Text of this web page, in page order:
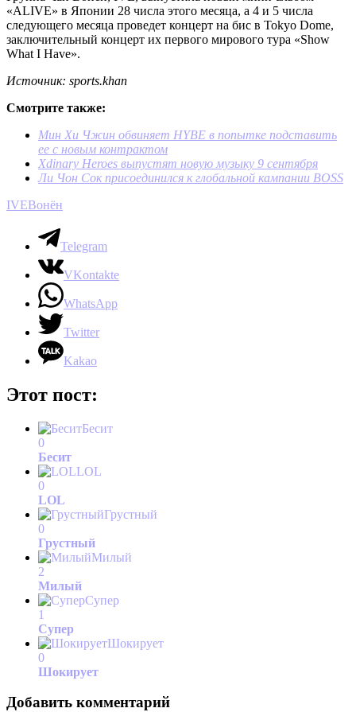
«ALIVE» в Японии 28 числа этого месяца, а 4 и 5 числа
следующего месяца проведет концерт на бис в Tokyo Dome,
заключительный концерт их первого мирового тура «Show
What I Have».
Источник: sports.khan
Смотрите также:
Мин Хи Чжин обвиняет HYBE в попытке подставить
ее с новым контрактом
Xdinary Heroes выпустят новую музыку 9 сентября
Ли Чон Сок присоединился к глобальной кампании BOSS
IVEВонён
Telegram
VKontakte
WhatsApp
Twitter
Kakao
Этот пост:
Бесит
0
Бесит
LOL
0
LOL
Грустный
0
Грустный
Милый
2
Милый
Супер
1
Супер
Шокирует
0
Шокирует
Добавить комментарий